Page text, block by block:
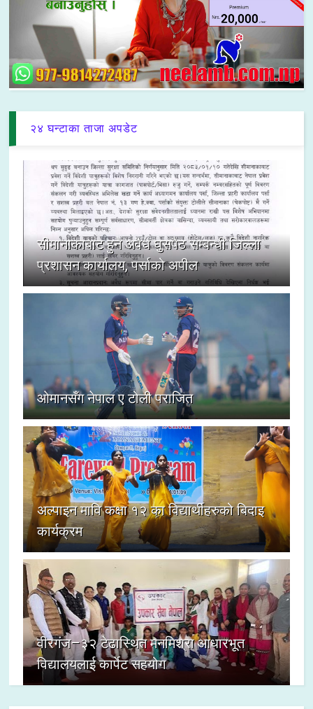
२४ घन्टाका ताजा अपडेट
सीमानाकाबाट हुने अवैध घुसपैठ सम्बन्धी जिल्ला
प्रशासन कार्यालय, पर्साको अपील
ओमानसँग नेपाल ए टोली पराजित
अल्पाइन मावि कक्षा १२ का विद्यार्थीहरुको बिदाइ
कार्यक्रम
वीरगंज–३२ टेढास्थित मनमिश्रा आधारभूत
विद्यालयलाई कार्पेट सहयोग